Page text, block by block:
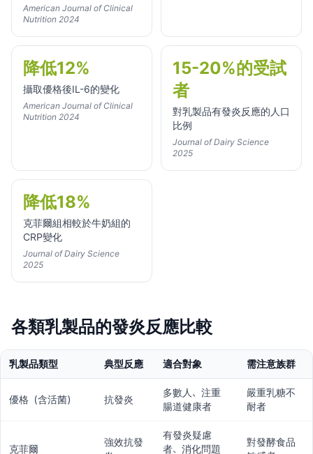
American Journal of Clinical
Nutrition 2024
降低12%
攝取優格後IL-6的變化
American Journal of Clinical
Nutrition 2024
15-20%的受試
者
對乳製品有發炎反應的人口
比例
Journal of Dairy Science
2025
降低18%
克菲爾組相較於牛奶組的
CRP變化
Journal of Dairy Science
2025
各類乳製品的發炎反應比較
乳製品類型 典型反應 適合對象 需注意族群
優格（含活菌） 抗發炎
多數人、注重
腸道健康者
嚴重乳糖不
耐者
克菲爾
強效抗發
有發炎疑慮
者、消化問題
對發酵食品